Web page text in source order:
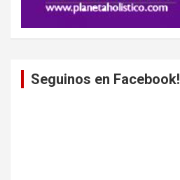
Seguinos en Facebook!